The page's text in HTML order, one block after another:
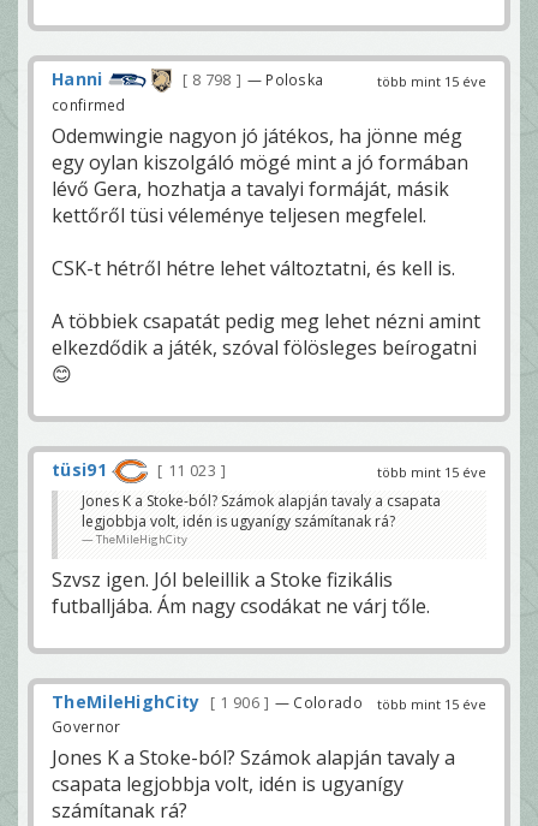
több mint 15 éve
Hanni 8 798
— Poloska
confirmed
Odemwingie nagyon jó játékos, ha jönne még
egy oylan kiszolgáló mögé mint a jó formában
lévő Gera, hozhatja a tavalyi formáját, másik
kettőről tüsi véleménye teljesen megfelel.
CSK-t hétről hétre lehet változtatni, és kell is.
A többiek csapatát pedig meg lehet nézni amint
elkezdődik a játék, szóval fölösleges beírogatni
😊
több mint 15 éve
tüsi91
11 023
Jones K a Stoke-ból? Számok alapján tavaly a csapata
legjobbja volt, idén is ugyanígy számítanak rá?
TheMileHighCity
Szvsz igen. Jól beleillik a Stoke fizikális
futballjába. Ám nagy csodákat ne várj tőle.
több mint 15 éve
TheMileHighCity 1 906
— Colorado
Governor
Jones K a Stoke-ból? Számok alapján tavaly a
csapata legjobbja volt, idén is ugyanígy
számítanak rá?